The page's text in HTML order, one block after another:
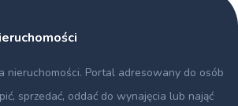
nieruchomości. Portal adresowany do osób
sprzedać, oddać do wynajęcia lub nająć